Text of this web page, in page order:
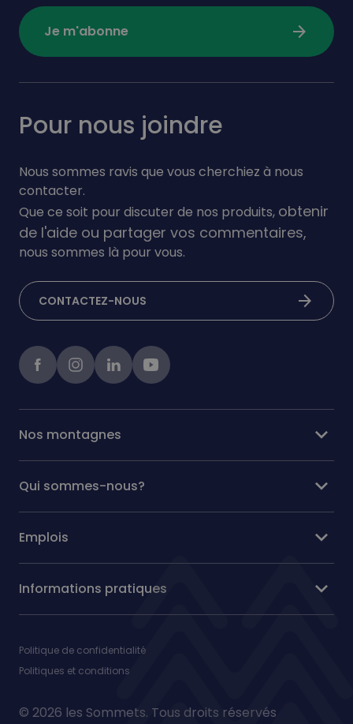
Je m'abonne arrow_forward
Pour nous joindre
Nous sommes ravis que vous cherchiez à nous
contacter.
Que ce soit pour discuter de nos produits, obtenir
de l'aide ou partager vos commentaires,
nous sommes là pour vous.
CONTACTEZ-NOUS arrow_forward
FacebookinstagramlinkedInYoutube
Nos montagnes expand_more
Qui sommes-nous? expand_more
Emplois expand_more
Informations pratiques expand_more
Politique de confidentialité
Politiques et conditions
© 2026 les Sommets. Tous droits réservés